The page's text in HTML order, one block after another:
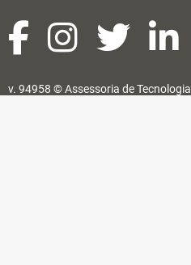
v. 94958 ©Assessoria de